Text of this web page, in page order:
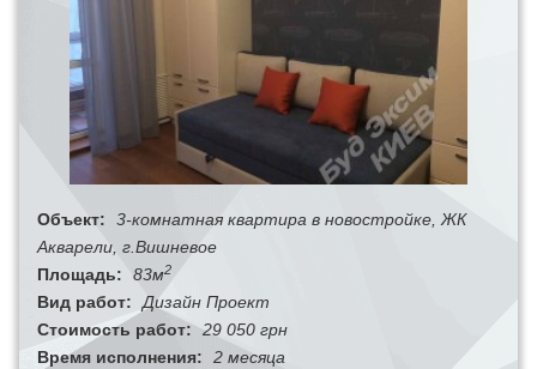
Объект:
3-комнатная квартира в новостройке, ЖК
Акварели, г.Вишневое
Площадь:
83м2
Вид работ:
Дизайн Проект
Стоимость работ: 29 050 грн
Время исполнения:
2 месяца